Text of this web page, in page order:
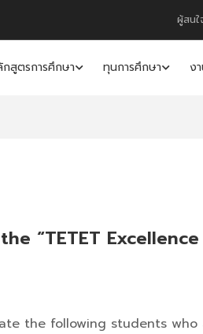
ผู้สน
กสูตรการศึกษา ทุนการศึกษา ง
“TETET
the following students